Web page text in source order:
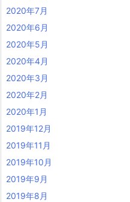
2020年7月
2020年6月
2020年5月
2020年4月
2020年3月
2020年2月
2020年1月
2019年12月
2019年11月
2019年10月
2019年9月
2019年8月